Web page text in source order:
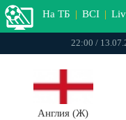
На ТБ | ВСІ |
22:00 /
Англия (Ж)